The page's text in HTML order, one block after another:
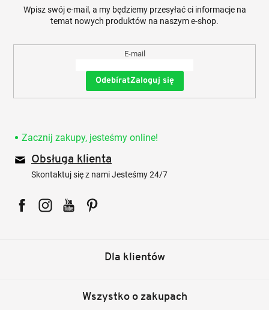
Wpisz swój e-mail, a my będziemy przesyłać ci informacje na
temat nowych produktów na naszym e-shop.
E-mail
Zaloguj się
Zacznij zakupy, jesteśmy online!
Obsługa klienta
Skontaktuj się z nami Jesteśmy 24/7
Dla klientów
Wszystko o zakupach